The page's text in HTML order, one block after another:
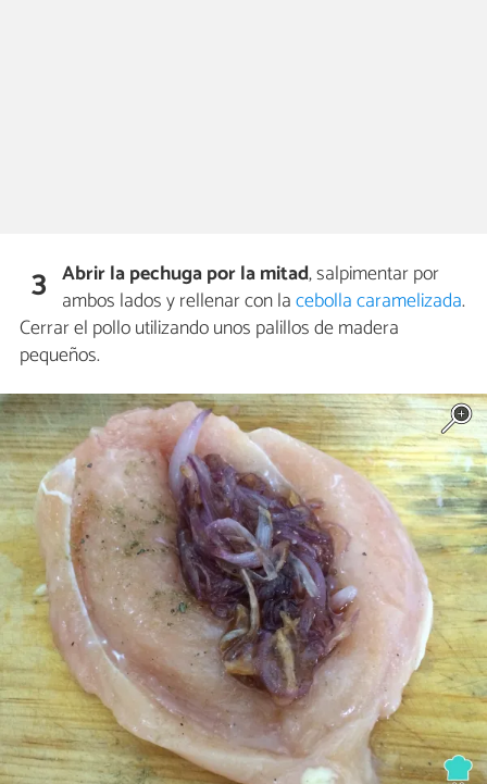
3 Abrir la pechuga por la mitad, salpimentar por
ambos lados y rellenar con lacebolla caramelizada.
Cerrar el pollo utilizando unos palillos de madera
pequeños.